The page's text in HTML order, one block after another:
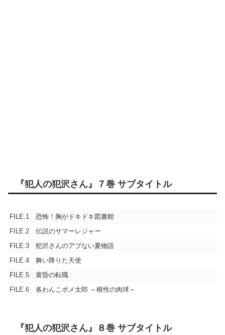
『犯人の犯沢さん』７巻 サブタイトル
FILE.1 恐怖！胸がドキドキ図書館
FILE.2 伝説のサマーレジャー
FILE.3 犯沢さんのアブない夏物語
FILE.4 舞い降りた天使
FILE.5 黄昏の転職
FILE.6 各わんこポメ太郎 ～根性の肉球～
『犯人の犯沢さん』８巻 サブタイトル